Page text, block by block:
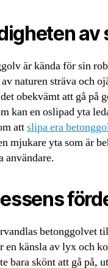
av
är kända för sin
naturen sträva och
obekvämt att gå på
kan en oslipad yta
attslipa era
mjukare yta som är
användare.
betonggolvet
en känsla av lyx och
bara skönt att gå på,